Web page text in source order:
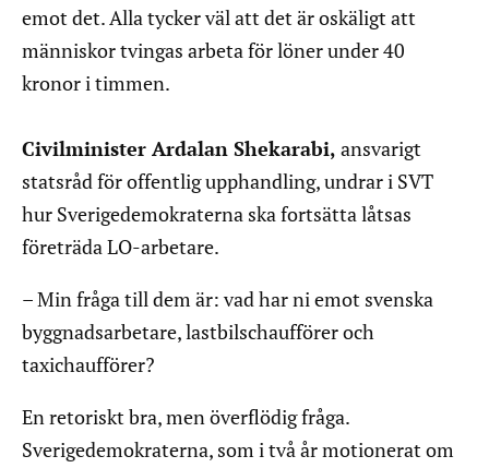
emot det. Alla tycker väl att det är oskäligt att
människor tvingas arbeta för löner under 40
kronor i timmen.
Civilminister Ardalan Shekarabi, ansvarigt
statsråd för offentlig upphandling, undrar i SVT
hur Sverigedemokraterna ska fortsätta låtsas
företräda LO-arbetare.
– Min fråga till dem är: vad har ni emot svenska
byggnadsarbetare, lastbilschaufförer och
taxichaufförer?
En retoriskt bra, men överflödig fråga.
Sverigedemokraterna, som i två år motionerat om